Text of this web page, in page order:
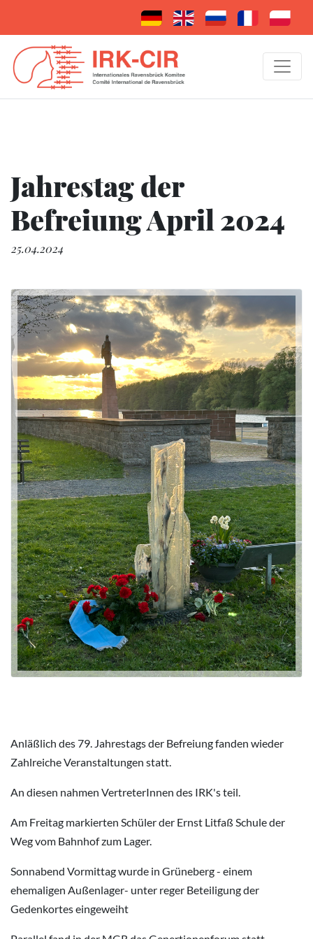
Jahrestag der
Befreiung April 2024
25.04.2024
Anläßlich des 79. Jahrestags der Befreiung fanden wieder
Zahlreiche Veranstaltungen statt.
An diesen nahmen VertreterInnen des IRK's teil.
Am Freitag markierten Schüler der Ernst Litfaß Schule der
Weg vom Bahnhof zum Lager.
Sonnabend Vormittag wurde in Grüneberg - einem
ehemaligen Außenlager- unter reger Beteiligung der
Gedenkortes eingeweiht